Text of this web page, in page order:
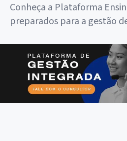
Conheça a Plataforma
preparados para a gestão